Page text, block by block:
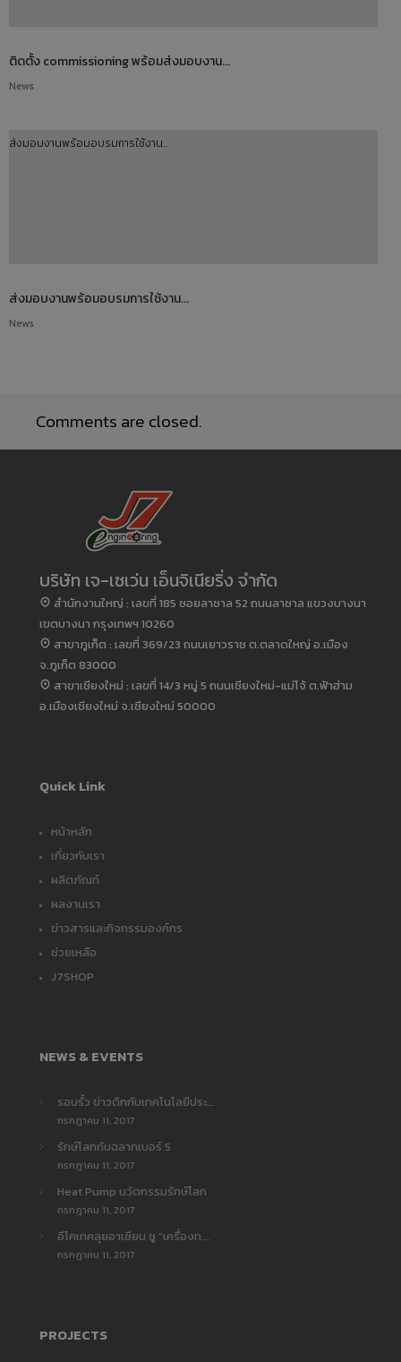
ติดตั้ง commissioning พร้อมส่งมอบงาน...
News
ส่งมอบงานพร้อมอบรมการใช้งาน...
ส่งมอบงานพร้อมอบรมการใช้งาน...
News
Comments are closed.
บริษัท เจ-เซเว่น เอ็นจิเนียริ่ง จำกัด
สำนักงานใหญ่ : เลขที่ 185 ซอยลาซาล 52 ถนนลาซาล แขวงบางนา
เขตบางนา กรุงเทพฯ 10260
สาขาภูเก็ต : เลขที่ 369/23 ถนนเยาวราช ต.ตลาดใหญ่ อ.เมือง
จ.ภูเก็ต 83000
สาขาเชียงใหม่ : เลขที่ 14/3 หมู่ 5 ถนนเชียงใหม่-แม่โจ้ ต.ฟ้าฮ่าม
อ.เมืองเชียงใหม่ จ.เชียงใหม่ 50000
Quick Link
หน้าหลัก
เกี่ยวกับเรา
ผลิตภัณฑ์
ผลงานเรา
ข่าวสารและกิจกรรมองค์กร
ช่วยเหลือ
J7SHOP
NEWS & EVENTS
รอบรั้ว ข่าวดึกกับเทคโนโลยีประ...
กรกฎาคม 11, 2017
รักษ์โลกกับฉลากเบอร์ 5
กรกฎาคม 11, 2017
Heat Pump นวัตกรรมรักษ์โลก
กรกฎาคม 11, 2017
อีโคเทคลุยอาเซียน ชู “เครื่องท...
กรกฎาคม 11, 2017
PROJECTS